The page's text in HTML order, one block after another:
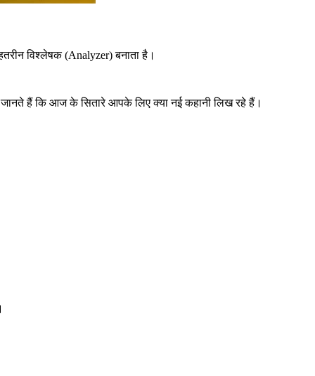
विश्लेषक (Analyzer) बनाता है।
हैं कि आज के सितारे आपके लिए क्या नई कहानी लिख रहे हैं।